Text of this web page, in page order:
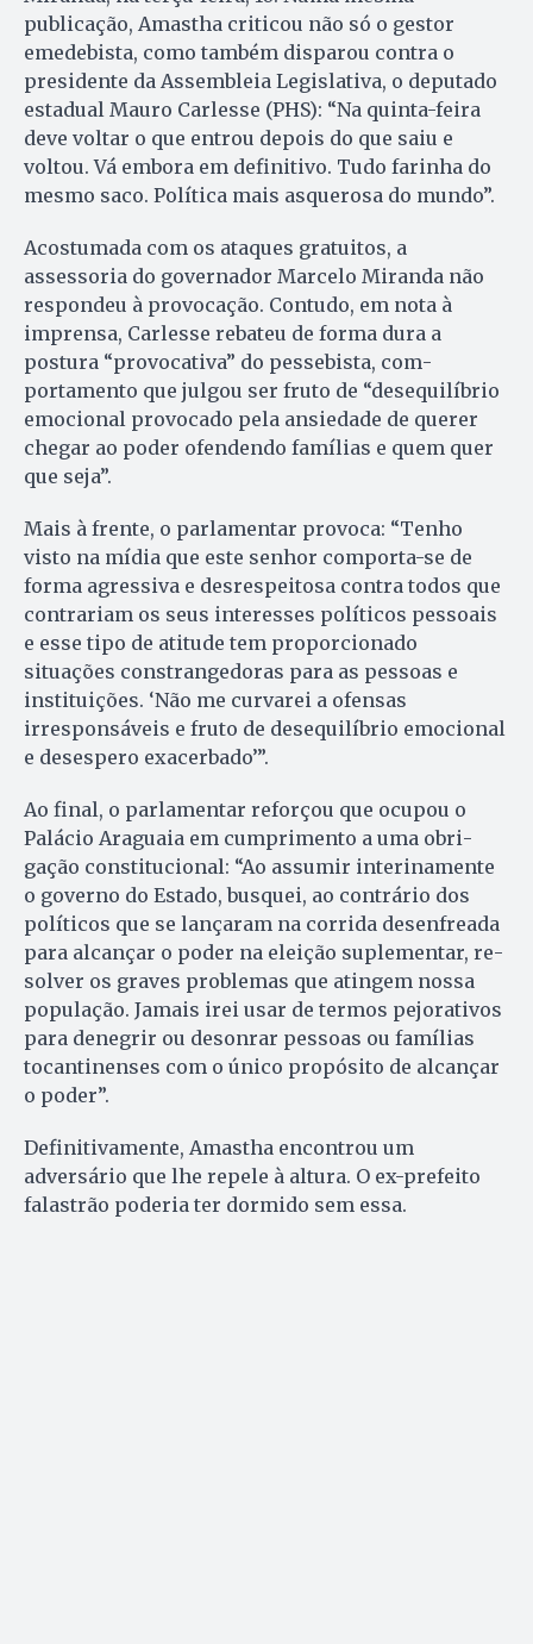
publicação, Amastha criticou não só o gestor
emedebista, como tam­bém disparou contra o
presidente da Assembleia Legislativa, o deputado
estadual Mauro Carlesse (PHS): “Na quinta-feira
deve voltar o que entrou depois do que sa­iu e
voltou. Vá embora em definitivo. Tudo farinha do
mesmo sa­co. Política mais asquerosa do mundo”.
Acostumada com os ataques gra­tuitos, a
assessoria do governador Marcelo Miranda não
respondeu à provocação. Contudo, em nota à
imprensa, Carlesse re­ba­teu de forma dura a
postura “pro­vocativa” do pessebista, com­
portamento que julgou ser fru­to de “desequilíbrio
emocional provocado pela ansiedade de querer
chegar ao poder ofendendo famílias e quem quer
que seja”.
Mais à frente, o parlamentar pro­­voca: “Tenho
visto na mídia que este senhor comporta-se de
for­­ma agressiva e desrespeitosa con­­tra todos que
contrariam os seus interesses políticos pessoais
e es­­se tipo de atitude tem proporcionado
situações constrangedoras pa­ra as pessoas e
instituições. ‘Não me curvarei a ofensas
irresponsáveis e fruto de desequilíbrio emocional
e desespero exacerbado’”.
Ao final, o parlamentar reforçou que ocupou o
Palácio Ara­gua­ia em cumprimento a uma obri­
gação constitucional: “Ao as­su­mir interinamente
o governo do Es­ta­do, busquei, ao contrário dos
políticos que se lançaram na cor­rida desenfreada
para alcançar o poder na eleição suplementar, re­
solver os graves problemas que atin­gem nossa
população. Jamais irei usar de termos pejorativos
pa­ra denegrir ou desonrar pessoas ou famílias
tocantinenses com o único propósito de alcançar
o poder”.
Definitivamente, Amastha en­con­trou um
adversário que lhe re­pele à altura. O ex-prefeito
fa­las­trão poderia ter dormido sem essa.